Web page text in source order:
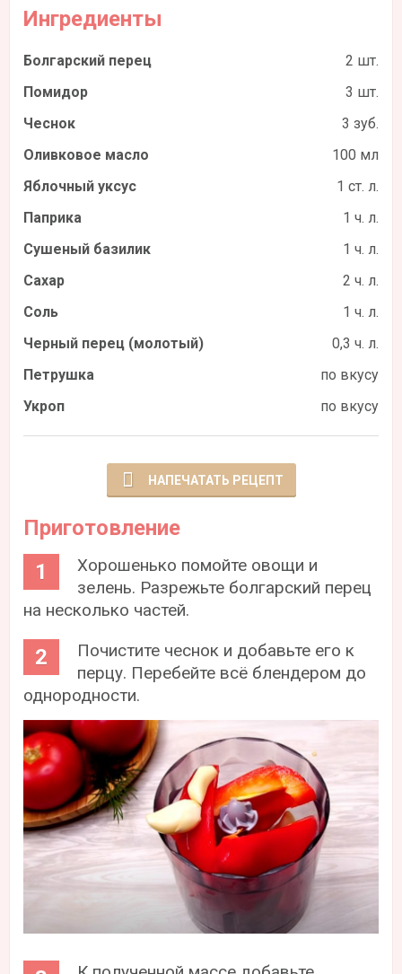
Ингредиенты
Болгарский перец
2 шт.
Помидор
3 шт.
Чеснок
3 зуб.
Оливковое масло
100 мл
Яблочный уксус
1 ст. л.
Паприка
1 ч. л.
Сушеный базилик
1 ч. л.
Сахар
2 ч. л.
Соль
1 ч. л.
Черный перец (молотый)
0,3 ч. л.
Петрушка
по вкусу
Укроп
по вкусу
НАПЕЧАТАТЬ РЕЦЕПТ
Приготовление
Хорошенько помойте овощи и
зелень. Разрежьте болгарский перец
на несколько частей.
Почистите чеснок и добавьте его к
перцу. Перебейте всё блендером до
однородности.